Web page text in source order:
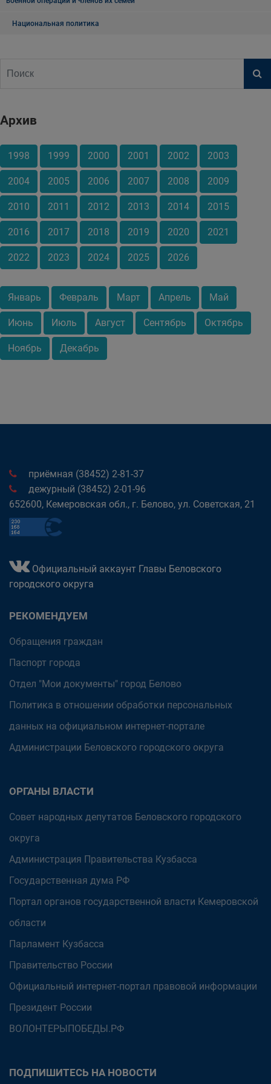
Национальная политика
Архив
1998 1999 2000 2001 2002 2003
2004 2005 2006 2007 2008 2009
2010 2011 2012 2013 2014 2015
2016 2017 2018 2019 2020 2021
2022 2023 2024 2025 2026
Январь Февраль Март Апрель Май
Июнь Июль Август Сентябрь Октябрь
Ноябрь Декабрь
приёмная (38452) 2-81-37
дежурный (38452) 2-01-96
652600, Кемеровская обл., г. Белово, ул. Советская, 21
Официальный аккаунт Главы Беловского
городского округа
РЕКОМЕНДУЕМ
Обращения граждан
Паспорт города
Отдел "Мои документы" город Белово
Политика в отношении обработки персональных
данных на официальном интернет-портале
Администрации Беловского городского округа
ОРГАНЫ ВЛАСТИ
Совет народных депутатов Беловского городского
округа
Администрация Правительства Кузбасса
Государственная дума РФ
Портал органов государственной власти Кемеровской
области
Парламент Кузбасса
Правительство России
Официальный интернет-портал правовой информации
Президент России
ВОЛОНТЕРЫПОБЕДЫ.РФ
ПОДПИШИТЕСЬ НА НОВОСТИ